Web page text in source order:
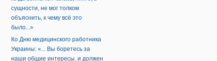
сущности, не мог толком
объяснить, к чему всё это
было...»
Ко Дню медицинского работника
Украины: «... Вы боретесь за
наши общие интересы, и должен